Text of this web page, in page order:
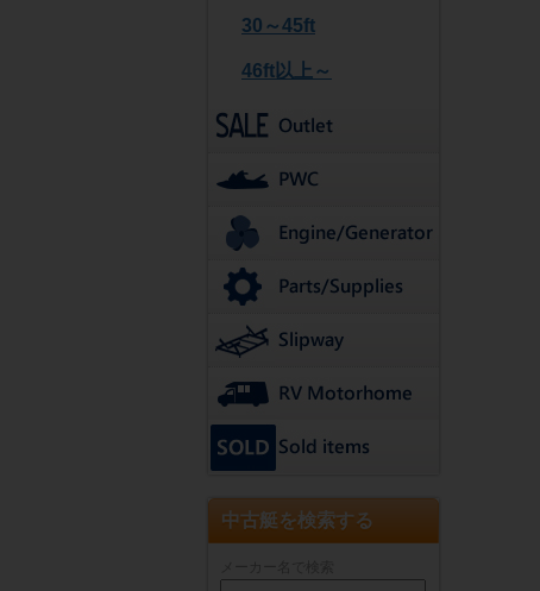
30～45ft
46ft以上～
中古艇を検索する